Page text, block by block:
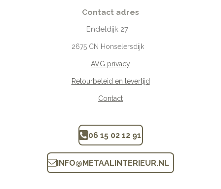
Contact adres
Endeldijk 27
2675 CN Honselersdijk
AVG privacy
Retourbeleid en levertijd
Contact
06 15 02 12 91
INFO@METAALINTERIEUR.NL